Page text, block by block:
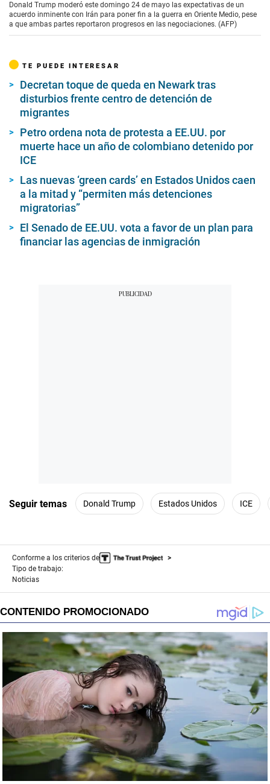
Donald Trump moderó este domingo 24 de mayo las expectativas de un
acuerdo inminente con Irán para poner fin a la guerra en Oriente Medio, pese
a que ambas partes reportaron progresos en las negociaciones. (AFP)
TE PUEDE INTERESAR
Decretan toque de queda en Newark tras
disturbios frente centro de detención de
migrantes
Petro ordena nota de protesta a EE.UU. por
muerte hace un año de colombiano detenido por
ICE
Las nuevas ‘green cards’ en Estados Unidos caen
a la mitad y “permiten más detenciones
migratorias”
El Senado de EE.UU. vota a favor de un plan para
financiar las agencias de inmigración
Seguir temas Donald Trump Estados Unidos ICE
Conforme a los criterios de
Tipo de trabajo:
Noticias